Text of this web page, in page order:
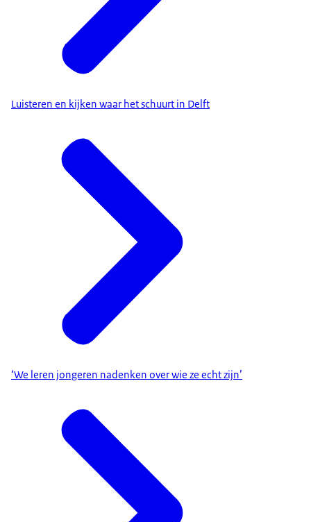
Luisteren en kijken waar het schuurt in Delft
‘We leren jongeren nadenken over wie ze echt zijn’